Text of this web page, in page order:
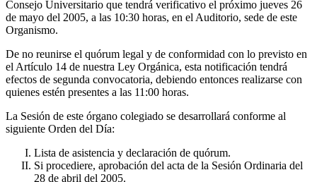
Consejo Universitario que tendrá verificativo el próximo jueves 26
de mayo del 2005, a las 10:30 horas, en el Auditorio, sede de este
Organismo.
De no reunirse el quórum legal y de conformidad con lo previsto en
el Artículo 14 de nuestra Ley Orgánica, esta notificación tendrá
efectos de segunda convocatoria, debiendo entonces realizarse con
quienes estén presentes a las 11:00 horas.
La Sesión de este órgano colegiado se desarrollará conforme al
siguiente Orden del Día:
Lista de asistencia y declaración de quórum.
Si procediere, aprobación del acta de la Sesión Ordinaria del
28 de abril del 2005.